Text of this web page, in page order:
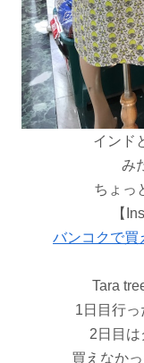
インド
み
ちょっ
【
バンコクで買
Tara
1日目行
2日目は
買えなか